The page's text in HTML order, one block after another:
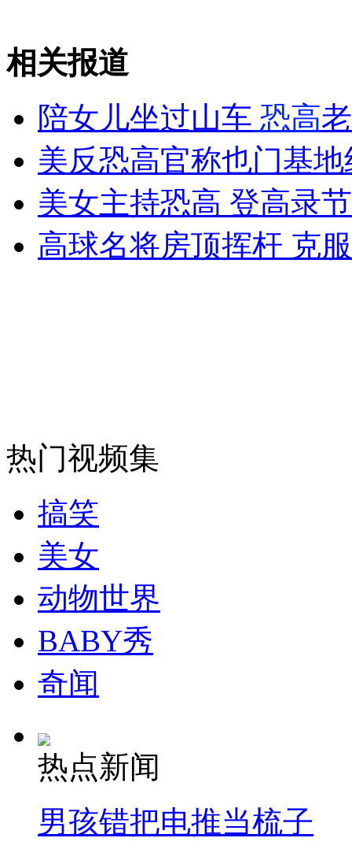
新版<现代汉语词典>新增东北方言
山西运城恶犬咬伤多人 警民合力深夜将其击毙
女孩北京地铁殴打老人 痛下狠手拳打脚踢
无痛分娩是否安全 医生回应
走！跟着总书记去植树
消防员救轻生者
相关报道
陪女儿坐过山车 恐高
美反恐高官称也门基
美女主持恐高 登高录
高球名将房顶挥杆 克
热门视频集
搞笑
美女
动物世界
BABY秀
奇闻
热点新闻
男孩错把电推当梳子